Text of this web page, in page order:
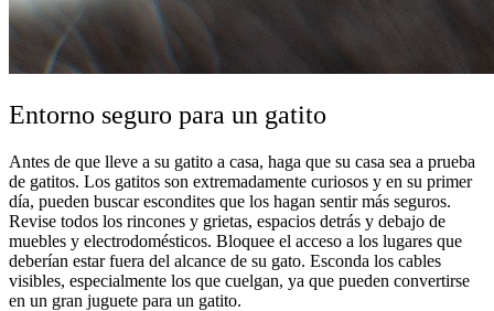
Entorno seguro para un gatito
Antes de que lleve a su gatito a casa, haga que su casa sea a prueba
de gatitos. Los gatitos son extremadamente curiosos y en su primer
día, pueden buscar escondites que los hagan sentir más seguros.
Revise todos los rincones y grietas, espacios detrás y debajo de
muebles y electrodomésticos. Bloquee el acceso a los lugares que
deberían estar fuera del alcance de su gato. Esconda los cables
visibles, especialmente los que cuelgan, ya que pueden convertirse
en un gran juguete para un gatito.